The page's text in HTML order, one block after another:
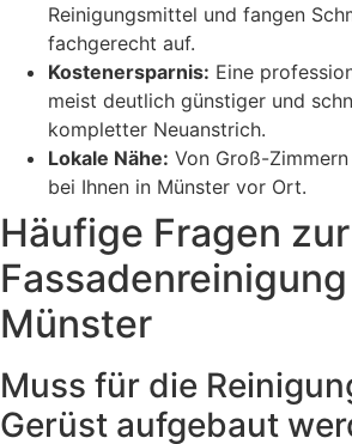
Reinigungsmittel und fangen
fachgerecht auf.
Kostenersparnis: Eine
meist deutlich günstiger und
kompletter Neuanstrich.
Lokale Nähe: Von Groß-
bei Ihnen in Münster vor Ort.
Häufige Fragen zur
Münster
Muss für die
Gerüst aufgebaut